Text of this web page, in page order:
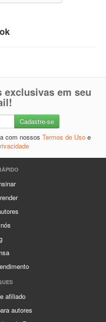
exclusivas em seu
com nossos Termos de Uso e
afiliado
autores